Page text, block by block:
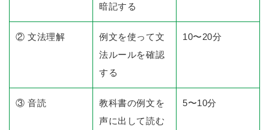
暗記する
② 文法理解
例文を使って文
法ルールを確認
する
10〜20分
③ 音読
教科書の例文を
声に出して読む
5〜10分